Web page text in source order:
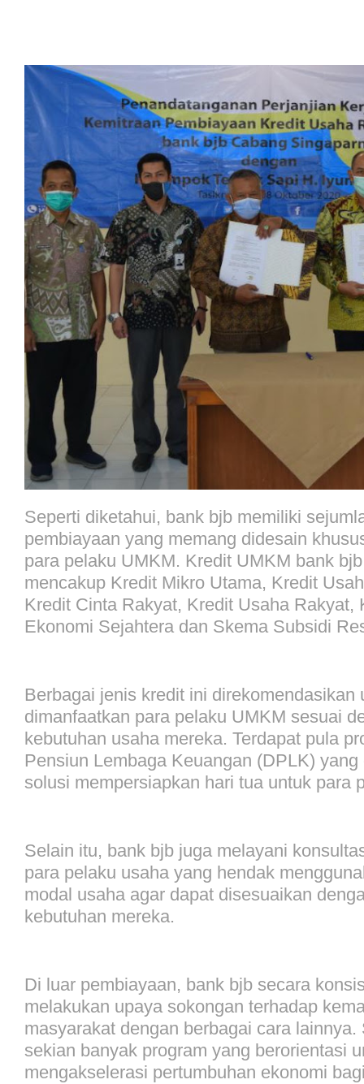
Seperti diketahui, bank bjb memiliki
pembiayaan yang memang didesain
para pelaku UMKM. Kredit UMKM bank
mencakup Kredit Mikro Utama, Kredit
Kredit Cinta Rakyat, Kredit Usaha Rakyat,
Ekonomi Sejahtera dan Skema Subsidi
Berbagai jenis kredit ini direkomendasikan
dimanfaatkan para pelaku UMKM sesuai
kebutuhan usaha mereka. Terdapat pula
Pensiun Lembaga Keuangan (DPLK)
solusi mempersiapkan hari tua untuk para
Selain itu, bank bjb juga melayani
para pelaku usaha yang hendak
modal usaha agar dapat disesuaikan
kebutuhan mereka.
Di luar pembiayaan, bank bjb secara
melakukan upaya sokongan terhadap
masyarakat dengan berbagai cara lainnya.
sekian banyak program yang berorientasi
mengakselerasi pertumbuhan ekonomi